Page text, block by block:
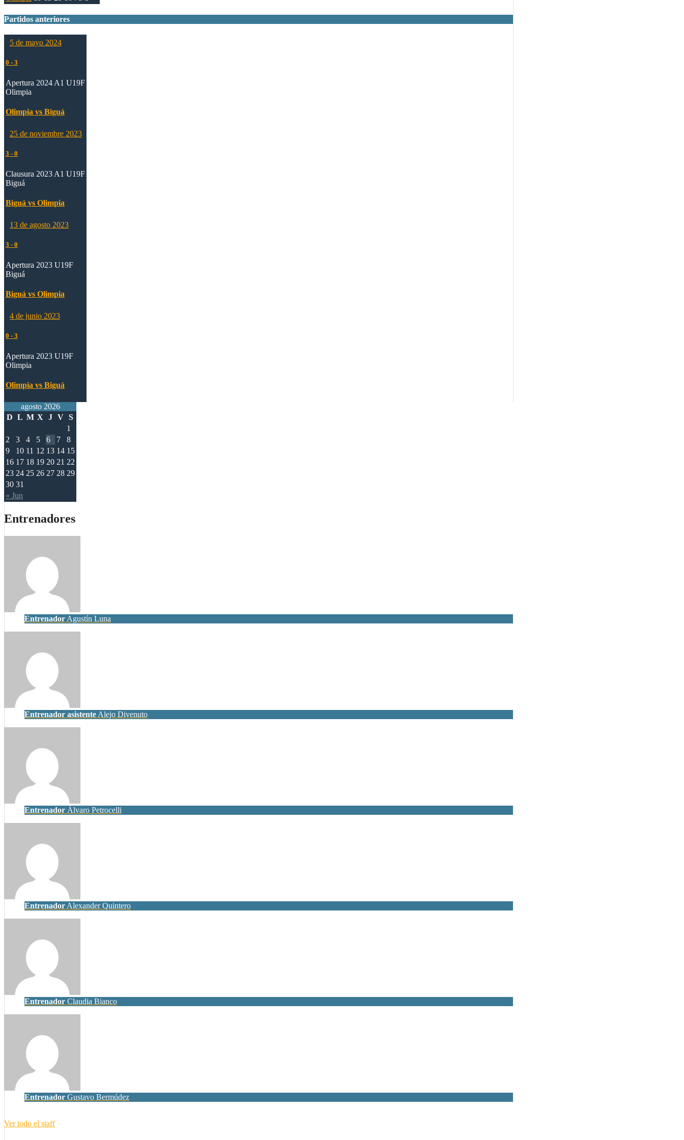
Partidos anteriores
5 de mayo 2024
0 - 3
Apertura 2024 A1 U19F
Olimpia
Olimpia vs Biguá
25 de noviembre 2023
3 - 0
Clausura 2023 A1 U19F
Biguá
Biguá vs Olimpia
13 de agosto 2023
3 - 0
Apertura 2023 U19F
Biguá
Biguá vs Olimpia
4 de junio 2023
0 - 3
Apertura 2023 U19F
Olimpia
Olimpia vs Biguá
agosto 2026
D L M X J V S
« Jun
1
2
3 4 5 6 7
8
9
10 11 12 13 14 15
16 17 18 19 20 21 22
23 24 25 26 27 28 29
30 31
Entrenadores
Entrenador Agustín Luna
Entrenador asistente Alejo Divenuto
Entrenador Álvaro Petrocelli
Entrenador Alexander Quintero
Entrenador Claudia Bianco
Entrenador Gustavo Bermúdez
Ver todo el staff